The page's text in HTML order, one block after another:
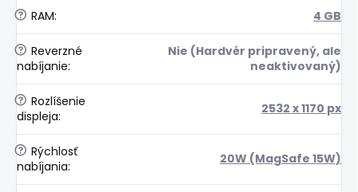
? RAM: 4 GB
? Reverzné
nabíjanie:
Nie (Hardvér pripravený, ale
neaktivovaný)
? Rozlíšenie
displeja: 2532 x 1170 px
? Rýchlosť
nabíjania: 20W (MagSafe 15W)